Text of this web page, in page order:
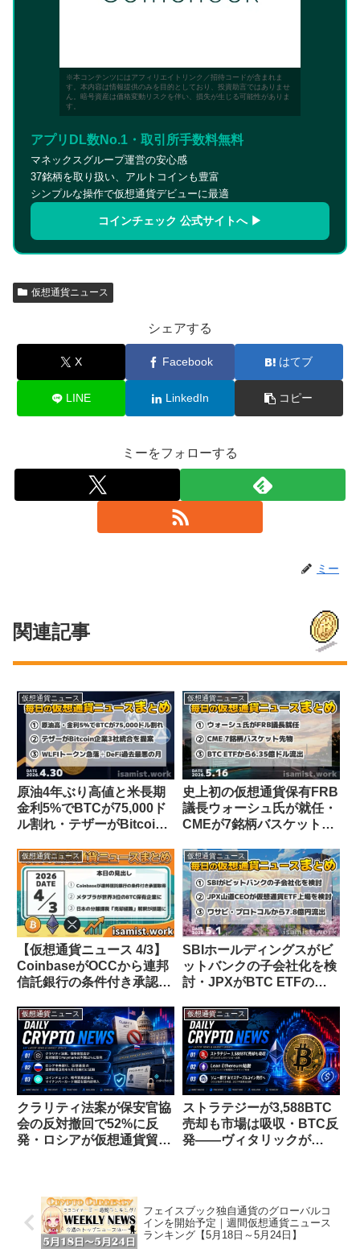
※本コンテンツにはアフィリエイトリンク／招待コードが含まれま
す。本内容は情報提供のみを目的としており、投資助言ではありませ
ん。暗号資産は価格変動リスクを伴い、損失が生じる可能性がありま
す。
アプリDL数No.1・取引所手数料無料
マネックスグループ運営の安心感
37銘柄を取り扱い、アルトコインも豊富
シンプルな操作で仮想通貨デビューに最適
コインチェック 公式サイトへ ▶
仮想通貨ニュース
シェアする
X Facebook はてブ
LINE LinkedIn コピー
ミーをフォローする
ミー
関連記事
仮想通貨ニュース
原油4年ぶり高値と米長期
金利5%でBTCが75,000ド
ル割れ・テザーがBitcoin
通貨ニュース 4/30】
仮想通貨ニュース
史上初の仮想通貨保有FRB
議長ウォーシュ氏が就任・
CMEが7銘柄バスケット先
ス 5/16】
仮想通貨ニュース
【仮想通貨ニュース 4/3】
CoinbaseがOCCから連邦
信託銀行の条件付き承認取
3位のBTC保有に・日本の
分離課税の新解釈が話題
仮想通貨ニュース
SBIホールディングスがビ
ットバンクの子会社化を検
討・JPXがBTC ETFの上
ュース 5/1】
仮想通貨ニュース
クラリティ法案が保安官協
会の反対撤回で52%に反
発・ロシアが仮想通貨貿易
貨ニュース 26/7/4】
仮想通貨ニュース
ストラテジーが3,588BTC
売却も市場は吸収・BTC反
発——ヴィタリックが
ニュース 26/7/7】
フェイスブック独自通貨のグローバルコ
インを開始予定｜週間仮想通貨ニュース
ランキング【5月18日～5月24日】